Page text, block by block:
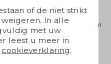
die op zonne-energie
Onze opladers,
duurzaam ook nog eens van
bedrukken met je tekst of
relatiegeschenk of
of de niet strikt
In alle
met uw
leest u meer in
cookieverklaring.